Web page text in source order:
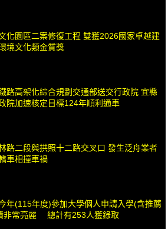
化園區二案修復工程 雙獲2026國家卓越建
境文化類金質獎
路高架化綜合規劃交通部送交行政院 宜縣
院加速核定目標124年順利通車
路二段與拱照十二路交叉口 發生泛舟業者
車相撞車禍
年(115年度)參加大學個人申請入學(含推薦
非常亮麗 總計有253人獲錄取